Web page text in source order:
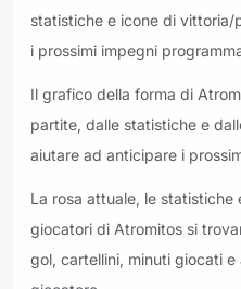
statistiche e icone di
i prossimi impegni
Il grafico della forma di
partite, dalle statistiche e
aiutare ad anticipare i
La rosa attuale, le
giocatori di Atromitos si
gol, cartellini, minuti giocati